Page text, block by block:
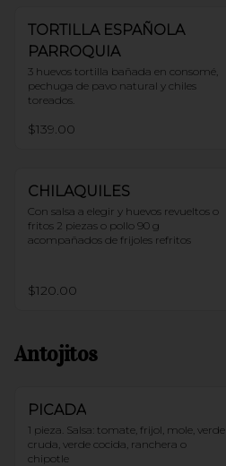
TORTILLA ESPAÑOLA
PARROQUIA
3 huevos tortilla bañada en consomé,
pechuga de pavo natural y chiles
toreados.
$139.00
CHILAQUILES
Con salsa a elegir y huevos revueltos o
fritos 2 piezas o pollo 90 g
acompañados de frijoles refritos
$120.00
Antojitos
PICADA
1 pieza. Salsa: tomate, frijol, mole, verde
cruda, verde cocida, ranchera o
chipotle